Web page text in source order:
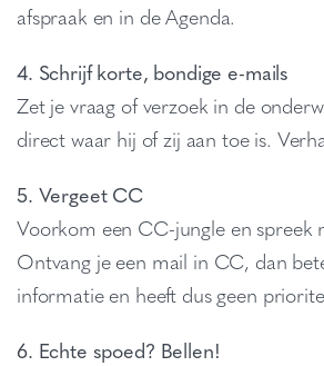
afspraak en in de Agenda.
4. Schrijf korte, bondige e-mails
Zet je vraag of verzoek in de
direct waar hij of zij aan toe is.
5. Vergeet CC
Voorkom een CC-jungle en spreek
Ontvang je een mail in CC, dan
informatie en heeft dus geen
6. Echte spoed? Bellen!